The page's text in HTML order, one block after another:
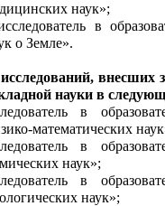
наук»;
в
о Земле».
внесших
науки в
в
математических
в
наук»;
в
наук»;